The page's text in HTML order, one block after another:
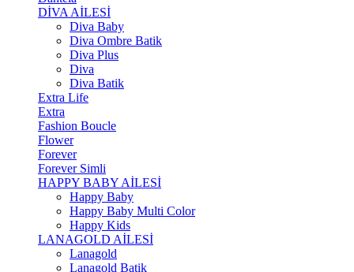
DİVA AİLESİ
Diva Baby
Diva Ombre Batik
Diva Plus
Diva
Diva Batik
Extra Life
Extra
Fashion Boucle
Flower
Forever
Forever Simli
HAPPY BABY AİLESİ
Happy Baby
Happy Baby Multi Color
Happy Kids
LANAGOLD AİLESİ
Lanagold
Lanagold Batik